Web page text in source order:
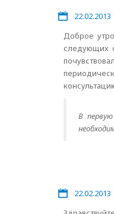
22.02.2013
Доброе
следующих
В
22.02.2013